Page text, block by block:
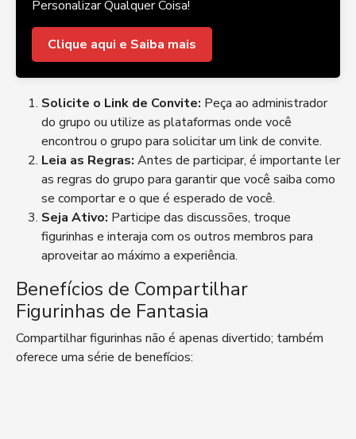
Personalizar Qualquer Coisa!
Clique aqui e Saiba mais
Solicite o Link de Convite: Peça ao administrador
do grupo ou utilize as plataformas onde você
encontrou o grupo para solicitar um link de convite.
Leia as Regras: Antes de participar, é importante ler
as regras do grupo para garantir que você saiba como
se comportar e o que é esperado de você.
Seja Ativo: Participe das discussões, troque
figurinhas e interaja com os outros membros para
aproveitar ao máximo a experiência.
Benefícios de Compartilhar
Figurinhas de Fantasia
Compartilhar figurinhas não é apenas divertido; também
oferece uma série de benefícios: